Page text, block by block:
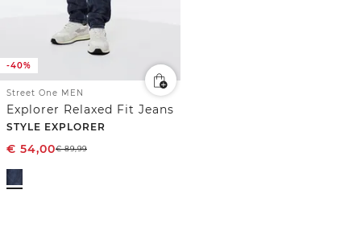
-40%
Street One MEN
Explorer Relaxed Fit Jeans
STYLE EXPLORER
€ 54,00€89,99